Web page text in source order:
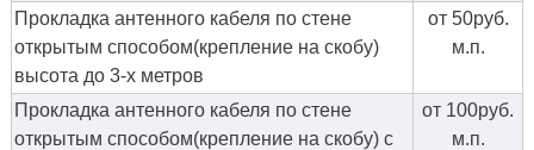
Прокладка антенного кабеля по стене
открытым способом(крепление на скобу)
высота до 3-х метров
от 50руб.
м.п.
Прокладка антенного кабеля по стене
открытым способом(крепление на скобу) с
от 100руб.
м.п.